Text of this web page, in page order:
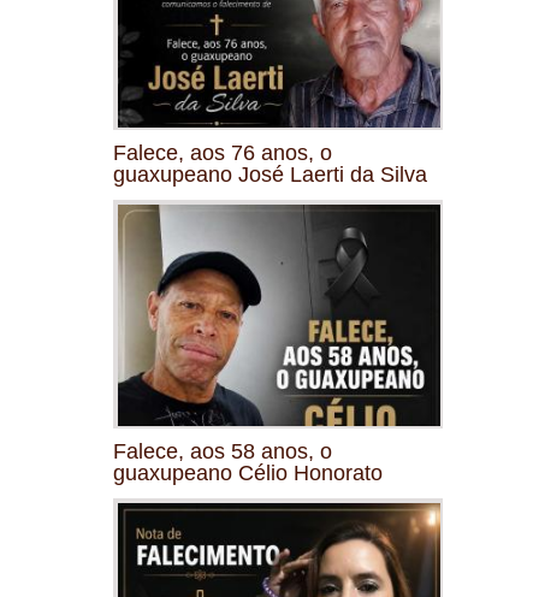
Falece, aos 76 anos, o
guaxupeano José Laerti da Silva
Falece, aos 58 anos, o
guaxupeano Célio Honorato